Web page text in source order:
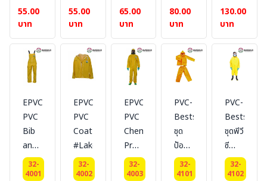
713
Hood
Elastic
วัสดุ
Micromax
ยี่ห้อ
55.00
บาท
850
-
Sleeve
18"
วัสดุ
ยี่ห้อ
Lakeland
55.00
บาท
901
-
Shoe
cover
[S-
XL]
200/pack
วัสดุ
Micromax
ยี่ห้อ
Lakeland
65.00
บาท
903
-
Shoe
cover
[S-
XL]
200/pack
วัสดุ
Micromax
ยี่ห้อ
Lakeland
80.00
บาท
905
-
Shoe
cover
[S-
XL]
200/pack
วัสดุ
Micromax
ยี่ห้อ
Lakeland
130.00
บาท
EPVCTS02
PVC
Bib
and
brace
pants
32-
4001
EPVCJT02
PVC
Coat
#Lakeland
32-
4002
EPVC428
PVC
Chemical
Protective
Clothing
LAKELAND
32-
4003
PVC-
Bestsafe
ชุด
ป้องกัน
สาร
เคมี
32-
4101
PVC-
Bestsafe
ชุดพีวี
ซี
ป้องกัน
สาร
32-
4102